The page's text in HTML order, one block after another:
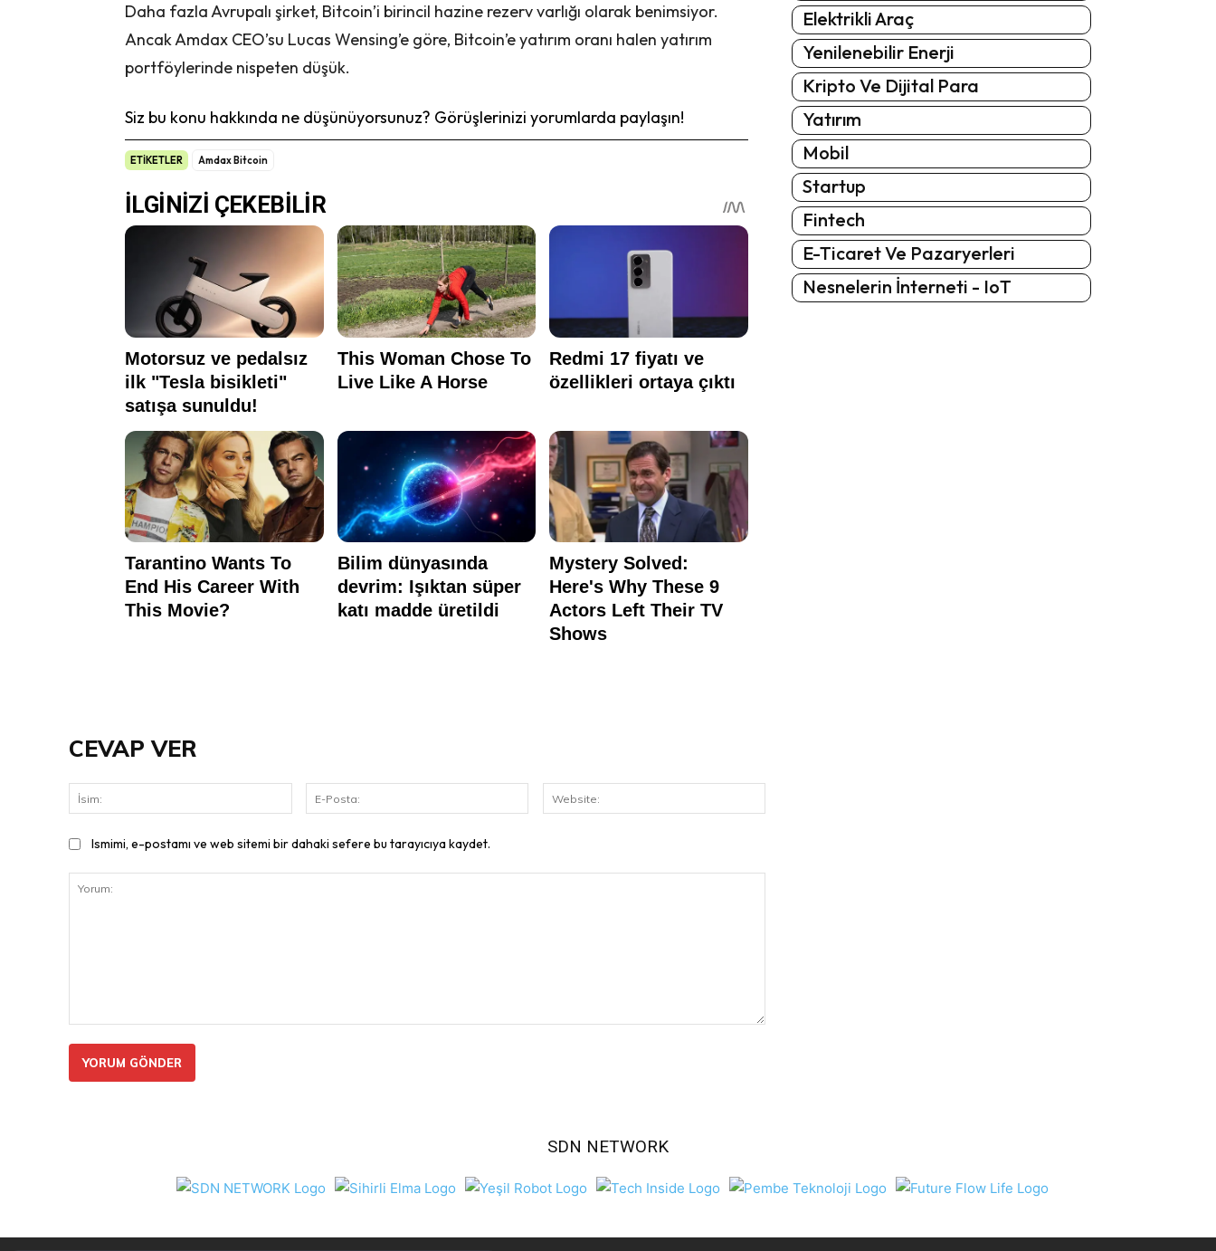
Daha fazla Avrupalı şirket, Bitcoin’i birincil hazine rezerv varlığı olarak benimsiyor.
Ancak Amdax CEO’su Lucas Wensing’e göre, Bitcoin’e yatırım oranı halen yatırım
portföylerinde nispeten düşük.
Siz bu konu hakkında ne düşünüyorsunuz? Görüşlerinizi yorumlarda paylaşın!
ETİKETLER Amdax Bitcoin
Elektrikli Araç
Yenilenebilir Enerji
Kripto Ve Dijital Para
Yatırım
Mobil
Startup
Fintech
E-Ticaret Ve Pazaryerleri
Nesnelerin İnterneti - IoT
CEVAP VER
İsim:
Posta:
Ismimi, e-postamı ve web sitemi bir dahaki sefere bu tarayıcıya kaydet.
SDN NETWORK